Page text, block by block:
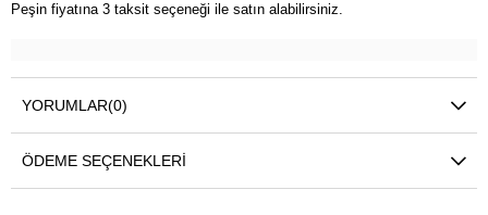
Peşin fiyatına 3 taksit seçeneği ile satın alabilirsiniz.
YORUMLAR(0)
ÖDEME SEÇENEKLERI